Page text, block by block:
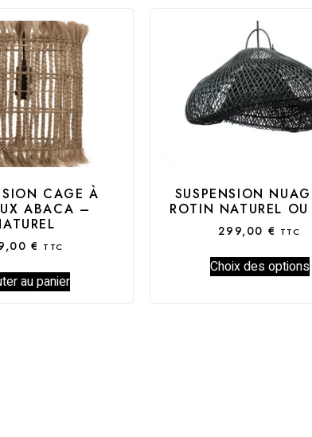
CAGE À
ABACA –
€ TTC
au panier
SUSPENSION
ROTIN NATUREL
299,00 € TTC
Choix des options